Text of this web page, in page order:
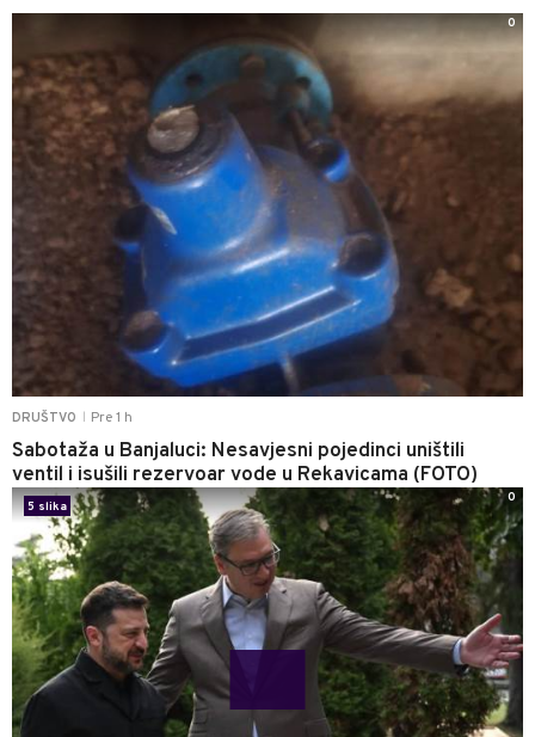
DRUŠTVO Pre 1 h
Sabotaža u Banjaluci: Nesavjesni pojedinci uništili
ventil i isušili rezervoar vode u Rekavicama (FOTO)
0
5 slika
0